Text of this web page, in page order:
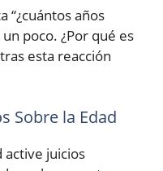
“¿cuántos años
poco. ¿Por qué es
esta reacción
Sobre la Edad
active juicios